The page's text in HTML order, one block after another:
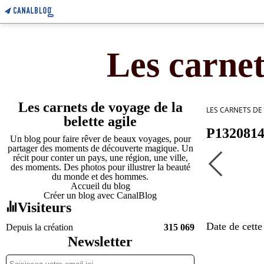
Les
Les carnets de voyage de la
belette agile
Un blog pour faire rêver de beaux voyages, pour
partager des moments de découverte magique. Un
récit pour conter un pays, une région, une ville,
des moments. Des photos pour illustrer la beauté
du monde et des hommes.
Accueil du blog
Créer un blog avec CanalBlog
Visiteurs
Depuis la création 315 069
Newsletter
LES CARNETS
P1320814
Date de